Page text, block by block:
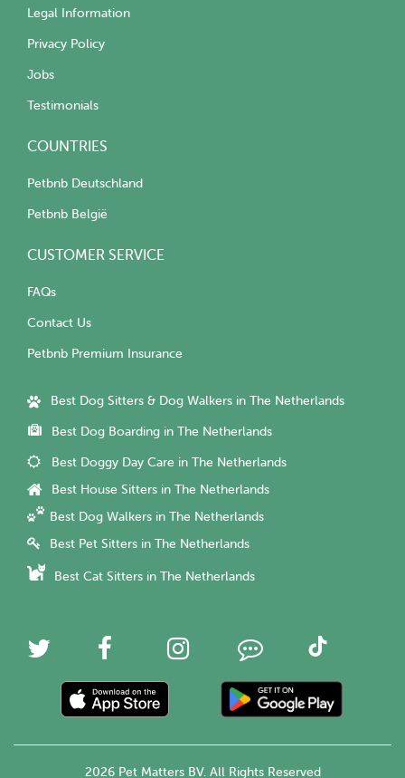
Legal Information
Privacy Policy
Jobs
Testimonials
COUNTRIES
Petbnb Deutschland
Petbnb België
CUSTOMER SERVICE
FAQs
Contact Us
Petbnb Premium Insurance
Best Dog Sitters & Dog Walkers in The Netherlands
Best Dog Boarding in The Netherlands
Best Doggy Day Care in The Netherlands
Best House Sitters in The Netherlands
Best Dog Walkers in The Netherlands
Best Pet Sitters in The Netherlands
Best Cat Sitters in The Netherlands
2026 Pet Matters BV. All Rights Reserved